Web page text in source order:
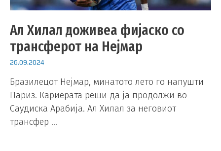
Ал Хилал доживеа фијаско со
трансферот на Нејмар
26.09.2024
Бразилецот Нејмар, минатото лето го напушти
Париз. Кариерата реши да ја продолжи во
Саудиска Арабија. Ал Хилал за неговиот
трансфер …